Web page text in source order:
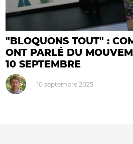
"BLOQUONS TOUT" :
ONT PARLÉ DU
10 SEPTEMBRE
10 septembre 2025